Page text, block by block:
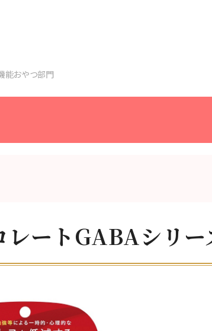
能おやつ部門
レートGABAシリー